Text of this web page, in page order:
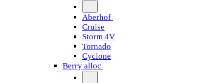
Aberhof
Cruise
Storm 4V
Tornado
Сyclone
Berry alloc